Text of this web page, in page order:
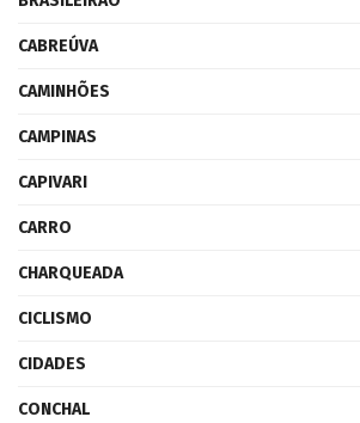
CABREÚVA
CAMINHÕES
CAMPINAS
CAPIVARI
CARRO
CHARQUEADA
CICLISMO
CIDADES
CONCHAL